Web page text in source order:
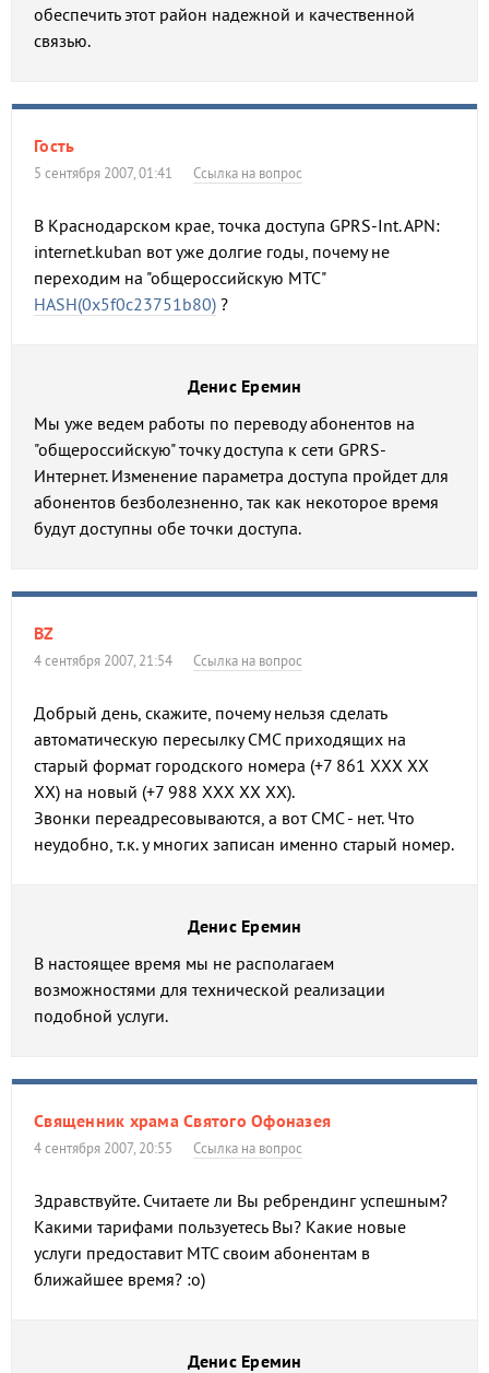
обеспечить этот район надежной и качественной
связью.
Гость
5 сентября 2007, 01:41 Ссылка на вопрос
В Краснодарском крае, точка доступа GPRS-Int. APN:
internet.kuban вот уже долгие годы, почему не
переходим на "общероссийскую МТС"
HASH(0x5f0c23751b80) ?
Денис Еремин
Мы уже ведем работы по переводу абонентов на
"общероссийскую" точку доступа к сети GPRS-
Интернет. Изменение параметра доступа пройдет для
абонентов безболезненно, так как некоторое время
будут доступны обе точки доступа.
BZ
4 сентября 2007, 21:54 Ссылка на вопрос
Добрый день, скажите, почему нельзя сделать
автоматическую пересылку СМС приходящих на
старый формат городского номера (+7 861 ХХХ ХХ
ХХ) на новый (+7 988 ХХХ ХХ ХХ).
Звонки переадресовываются, а вот СМС - нет. Что
неудобно, т.к. у многих записан именно старый номер.
Денис Еремин
В настоящее время мы не располагаем
возможностями для технической реализации
подобной услуги.
Священник храма Святого Офоназея
4 сентября 2007, 20:55 Ссылка на вопрос
Здравствуйте. Считаете ли Вы ребрендинг успешным?
Какими тарифами пользуетесь Вы? Какие новые
услуги предоставит МТС своим абонентам в
ближайшее время? :о)
Денис Еремин